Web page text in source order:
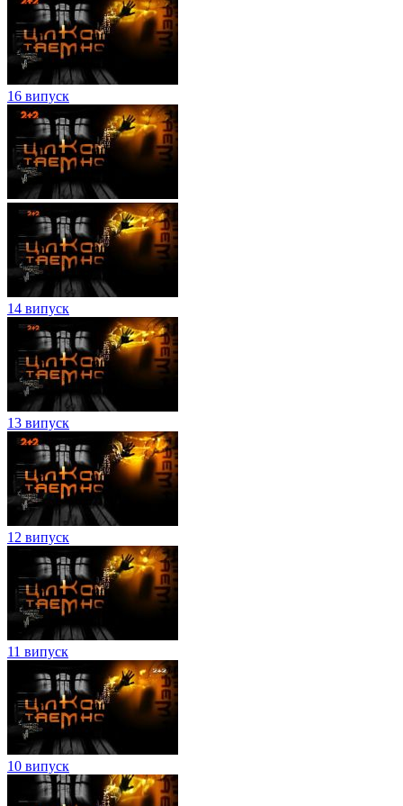
16 випуск
14 випуск
13 випуск
12 випуск
11 випуск
10 випуск